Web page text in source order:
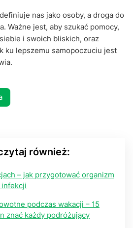
nas jako osoby, a droga do
Ważne jest, aby szukać pomocy,
i swoich bliskich, oraz
ku lepszemu samopoczuciu jest
również:
– jak przygotować organizm
infekcji
podczas wakacji – 15
znać każdy podróżujący